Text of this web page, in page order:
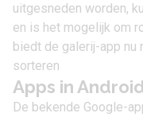
uitgesneden worden,
en is het mogelijk om
biedt de galerij-app
sorteren
Apps in
De bekende Google-